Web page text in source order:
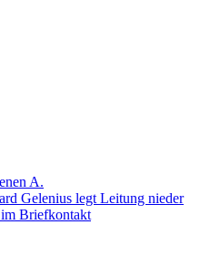
A.
Gelenius legt Leitung nieder
Briefkontakt